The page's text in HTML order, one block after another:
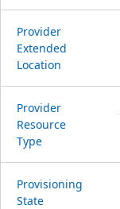
Provider
Extended
Location
Provider
Resource
Type
Provisioning
State